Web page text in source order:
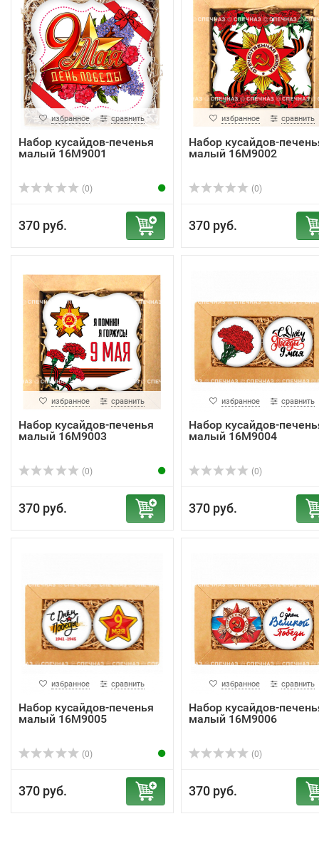
избранное сравнить
Набор кусайдов-печенья
малый 16М9001
(0)
370 руб.
избранное сравнить
Набор кусайдов-
малый 16М9002
(0)
370 руб.
избранное сравнить
Набор кусайдов-печенья
малый 16М9003
(0)
370 руб.
избранное сравнить
Набор кусайдов-
малый 16М9004
(0)
370 руб.
избранное сравнить
Набор кусайдов-печенья
малый 16М9005
(0)
370 руб.
избранное сравнить
Набор кусайдов-
малый 16М9006
(0)
370 руб.